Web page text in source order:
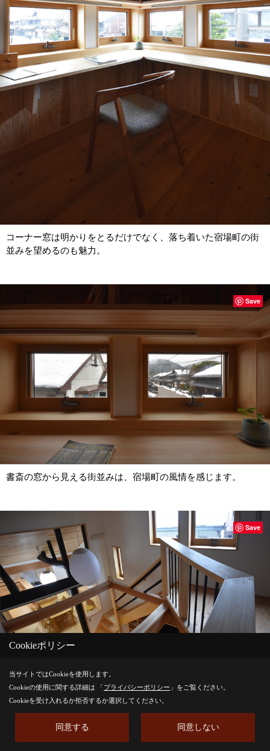
コーナー窓は明かりをとるだけでなく、落ち着いた宿場町の街
並みを望めるのも魅力。
書斎の窓から見える街並みは、宿場町の風情を感じます。
Save
2階吹き抜けからは1階キッチンまで見通すことができます。
Save
Cookieポリシー
当サイトではCookieを使用します。
Cookieの使用に関する詳細は 「プライバシーポリシー 」をご覧ください。
Cookieを受け入れるか拒否するか選択してください。
同意する 同意しない